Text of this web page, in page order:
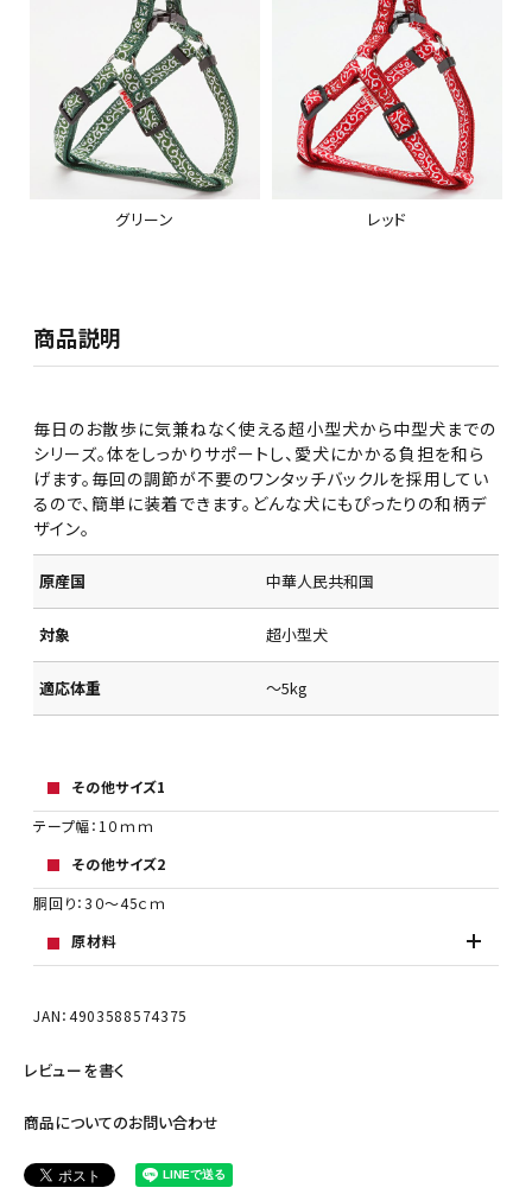
グリーン レッド
商品説明
毎日のお散歩に気兼ねなく使える超小型犬から中型犬までの
シリーズ。体をしっかりサポートし、愛犬にかかる負担を和ら
げます。毎回の調節が不要のワンタッチバックルを採用してい
るので、簡単に装着できます。どんな犬にもぴったりの和柄デ
ザイン。
原産国 中華人民共和国
対象 超小型犬
適応体重 ～5kg
その他サイズ1
テープ幅：1０ｍｍ
その他サイズ2
胴回り：3０～45ｃｍ
原材料
JAN：4903588574375
レビューを書く
商品についてのお問い合わせ